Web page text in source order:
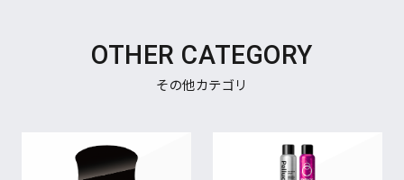
OTHER CATEGORY
その他カテゴリ